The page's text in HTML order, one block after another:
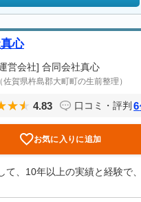
心
営会社] 合同会社真心
（佐賀県杵島郡大町町の生前整理）
4.83 口コミ・評判 6
お気に入りに追加
て、10年以上の実績と経験で